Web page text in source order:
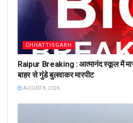
CHHATTISGARH
Raipur Breaking : आत्मानंद स्कूल में
बाहर से गुंडे बुलवाकर मारपीट
AUGUST 8, 2026